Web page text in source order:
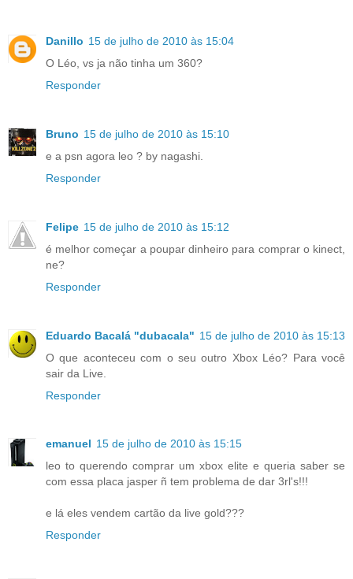
Danillo 15 de julho de 2010 às 15:04
O Léo, vs ja não tinha um 360?
Responder
Bruno 15 de julho de 2010 às 15:10
e a psn agora leo ? by nagashi.
Responder
Felipe 15 de julho de 2010 às 15:12
é melhor começar a poupar dinheiro para comprar o kinect,
ne?
Responder
Eduardo Bacalá "dubacala" 15 de julho de 2010 às 15:13
O que aconteceu com o seu outro Xbox Léo? Para você
sair da Live.
Responder
emanuel 15 de julho de 2010 às 15:15
leo to querendo comprar um xbox elite e queria saber se
com essa placa jasper ñ tem problema de dar 3rl's!!!
e lá eles vendem cartão da live gold???
Responder